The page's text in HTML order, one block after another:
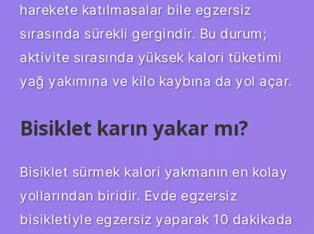
harekete katılmasalar bile egzersiz
sırasında sürekli gergindir. Bu durum;
aktivite sırasında yüksek kalori tüketimi
yağ yakımına ve kilo kaybına da yol açar.
Bisiklet karın yakar mı?
Bisiklet sürmek kalori yakmanın en kolay
yollarından biridir. Evde egzersiz
bisikletiyle egzersiz yaparak 10 dakikada